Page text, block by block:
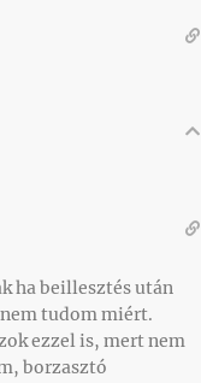
ha beillesztés után
tudom miért.
ezzel is, mert nem
borzasztó